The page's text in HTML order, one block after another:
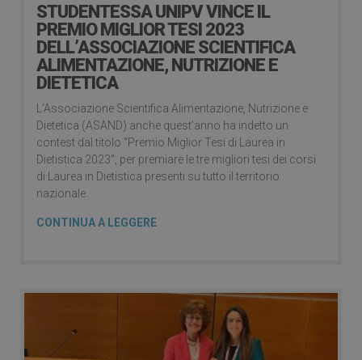
STUDENTESSA UNIPV VINCE IL
PREMIO MIGLIOR TESI 2023
DELL’ASSOCIAZIONE SCIENTIFICA
ALIMENTAZIONE, NUTRIZIONE E
DIETETICA
L’Associazione Scientifica Alimentazione, Nutrizione e
Dietetica (ASAND) anche quest’anno ha indetto un
contest dal titolo “Premio Miglior Tesi di Laurea in
Dietistica 2023”, per premiare le tre migliori tesi dei corsi
di Laurea in Dietistica presenti su tutto il territorio
nazionale.
CONTINUA A LEGGERE